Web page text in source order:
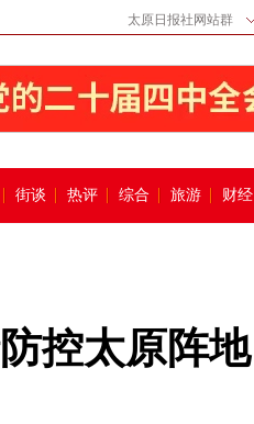
太原日报社网站群
街谈 热评 综合 旅游 财经
控太原阵地